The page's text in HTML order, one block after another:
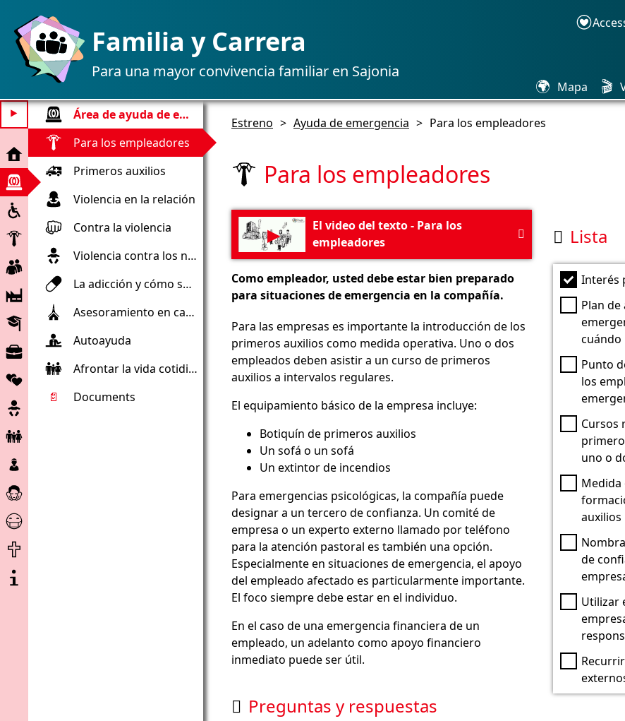
Familia y Carrera
Para una mayor convivencia familiar en Sajonia
🌍 Mapa 🎬
⯈
Estreno
Ayuda
de
emergencia
Área de ayuda de emergencia
Para los empleadores
Primeros auxilios
Violencia en la relación
Contra la violencia
Violencia contra los niños
La adicción y cómo sobrellevar la adicción
Asesoramiento en caso de muerte y duelo
Autoayuda
Afrontar la vida cotidiana
📄
Documents
Inclusión
Empleador
Trabajadores
Empresa
Educación
Mercado
de
trabajo
Vida
pareja
Embarazo
Niño
Familia
Los
niños
jovenes
Atención
asistencia
Ayuda
de
Corona
Final
de
Sobre
Estreno > Ayuda de emergencia > Para los empleadores
Para los empleadores
▶
El video del texto - Para los
empleadores

Como empleador, usted debe estar bien preparado
para situaciones de emergencia en la compañía.
Para las empresas es importante la introducción de los
primeros auxilios como medida operativa. Uno o dos
empleados deben asistir a un curso de primeros
auxilios a intervalos regulares.
El equipamiento básico de la empresa incluye:
Botiquín de primeros auxilios
Un sofá o un sofá
Un extintor de incendios
Para emergencias psicológicas, la compañía puede
designar a un tercero de confianza. Un comité de
empresa o un experto externo llamado por teléfono
para la atención pastoral es también una opción.
Especialmente en situaciones de emergencia, el apoyo
del empleado afectado es particularmente importante.
El foco siempre debe estar en el individuo.
En el caso de una emergencia financiera de un
empleado, un adelanto como apoyo financiero
inmediato puede ser útil.
 Preguntas y respuestas
 Lista
Interés
Plan de
cuándo
Punto
los
Cursos
uno o
Medida
auxilios
de
Utilizar